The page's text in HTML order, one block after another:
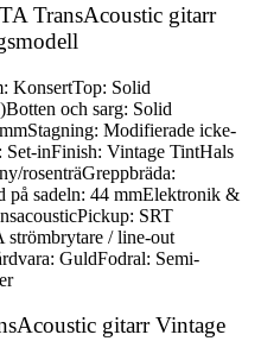
TransAcoustic gitarr
KonsertTop: Solid
och sarg: Solid
Modifierade icke-
inFinish: Vintage TintHals
rosenträGreppbräda:
på sadeln: 44 mmElektronik &
SRT
strömbrytare / line-out
GuldFodral: Semi-
gitarr Vintage